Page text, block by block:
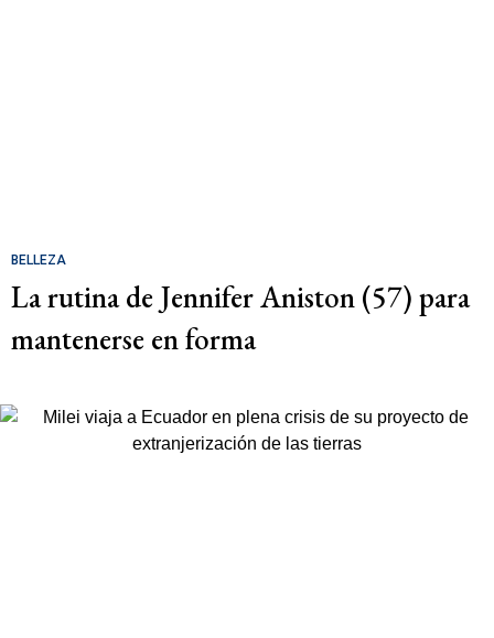
BELLEZA
La rutina de Jennifer Aniston (57) para
mantenerse en forma